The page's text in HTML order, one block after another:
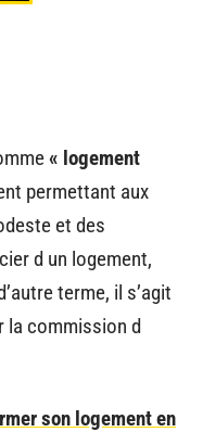
« logement
permettant aux
et des
d un logement,
terme, il s’agit
la commission d
son logement en